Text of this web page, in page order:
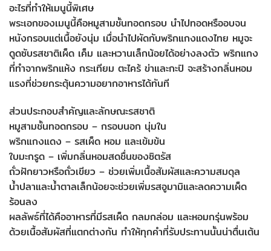
อะไรที่ทำให้เมนูนี้พิเศษ
พระเอกของเมนูนี้คือหมูสามชั้นทอดกรอบ นำไปทอดหรืออบจน
หนังกรอบแต่เนื้อยังนุ่ม เมื่อนำไปผัดกับพริกแกงแดงไทย หมูจะ
ดูดซับรสชาติเผ็ด เค็ม และหวานเล็กน้อยได้อย่างลงตัว พริกแกง
ที่ทำจากพริกแห้ง กระเทียม ตะไคร้ ข่าและกะปิ จะสร้างกลิ่นหอม
แรงที่ช่วยกระตุ้นความอยากอาหารได้ทันที
ส่วนประกอบสำคัญและลักษณะรสชาติ
หมูสามชั้นทอดกรอบ – กรอบนอก นุ่มใน
พริกแกงแดง – รสเผ็ด หอม และเข้มข้น
ใบมะกรูด – เพิ่มกลิ่นหอมสดชื่นของซิตรัส
ถั่วฝักยาวหรือถั่วเขียว – ช่วยเพิ่มเนื้อสัมผัสและความสมดุล
น้ำปลาและน้ำตาลเล็กน้อยจะช่วยเพิ่มรสอูมามิและลดความเผ็ด
ร้อนลง
ผลลัพธ์ที่ได้คืออาหารที่มีรสเผ็ด กลมกล่อม และหอมกรุ่นพร้อม
ด้วยเนื้อสัมผัสที่แตกต่างกัน ทำให้ทุกคำที่รับประทานนั้นน่าตื่นเต้น